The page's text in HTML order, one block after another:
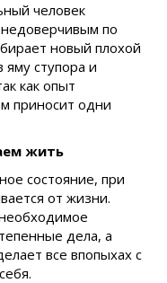
человек
по
новый плохой
яму ступора и
как опыт
приносит одни
жить
состояние, при
от жизни.
дела, а
все впопыхах с